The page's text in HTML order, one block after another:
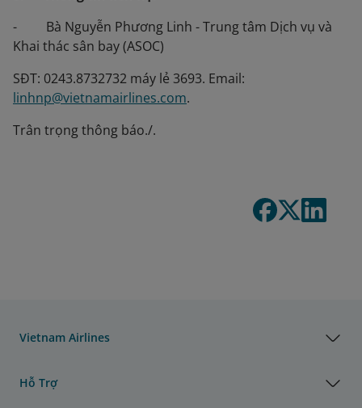
- Bà Nguyễn Phương Linh - Trung tâm Dịch vụ và
Khai thác sân bay (ASOC)
SĐT: 0243.8732732 máy lẻ 3693. Email:
linhnp@vietnamairlines.com.
Trân trọng thông báo./.
Vietnam Airlines
Hỗ Trợ